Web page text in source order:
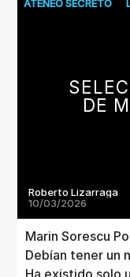
ATENEO SECRETO
DE
Roberto Lizarraga
10/03/2026
Marin Sorescu
Debían tener un
Ha existido solo